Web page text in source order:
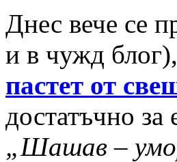
Днес вече се
и в чужд
пастет от
достатъчно за
„Шашав –